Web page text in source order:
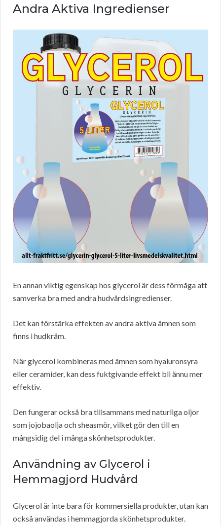
Andra Aktiva Ingredienser
En annan viktig egenskap hos glycerol är dess förmåga att
samverka bra med andra hudvårdsingredienser.
Det kan förstärka effekten av andra aktiva ämnen som
finns i hudkräm.
När glycerol kombineras med ämnen som hyaluronsyra
eller ceramider, kan dess fuktgivande effekt bli ännu mer
effektiv.
Den fungerar också bra tillsammans med naturliga oljor
som jojobaolja och sheasmör, vilket gör den till en
mångsidig del i många skönhetsprodukter.
Användning av Glycerol i
Hemmagjord Hudvård
Glycerol är inte bara för kommersiella produkter, utan kan
också användas i hemmagjorda skönhetsprodukter.